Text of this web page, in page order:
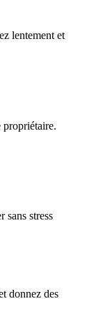
lentement et
propriétaire.
sans stress
donnez des